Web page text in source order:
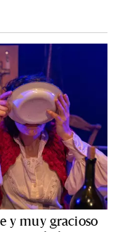
y muy gracioso